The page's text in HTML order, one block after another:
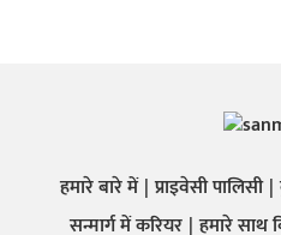
हमारे बारे में प्राइवेसी पालिसी
सन्मार्ग में करियर हमारे साथ